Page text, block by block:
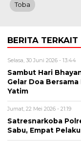
Toba
BERITA TERKAIT
Selasa, 30 Juni 2026 - 13:44
Sambut Hari
Gelar Doa
Yatim
Jumat, 22 Mei 2026 - 21:19
Satresnarkoba
Sabu, Empat